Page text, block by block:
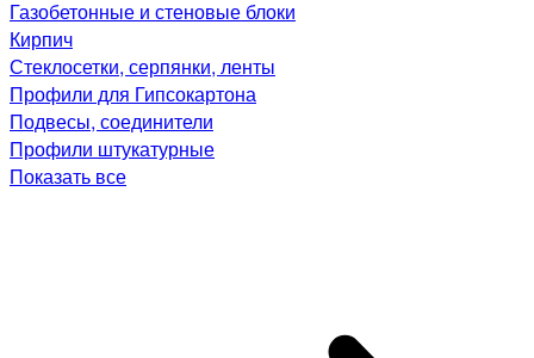
Газобетонные и стеновые блоки
Кирпич
Стеклосетки, серпянки, ленты
Профили для Гипсокартона
Подвесы, соединители
Профили штукатурные
Показать все